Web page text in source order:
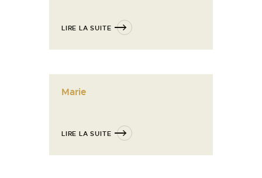
LIRE LA SUITE
Marie
LIRE LA SUITE